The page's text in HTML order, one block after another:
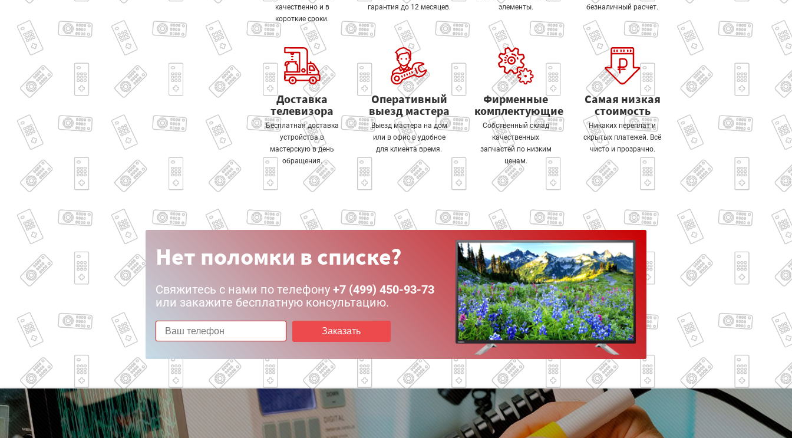
качественно и в
короткие сроки.
гарантия до 12 месяцев.
элементы.
безналичный расчет.
Доставка
телевизора
Бесплатная доставка
устройства в
мастерскую в день
обращения.
Оперативный
выезд мастера
Выезд мастера на дом
или в офис в удобное
для клиента время.
Фирменные
комплектующие
Собственный склад
качественных
запчастей по низким
ценам.
Самая низкая
стоимость
Никаких переплат и
скрытых платежей. Всё
чисто и прозрачно.
Нет поломки в списке?
Свяжитесь с нами по телефону +7 (499) 450-93-73
или закажите бесплатную консультацию.
Заказать